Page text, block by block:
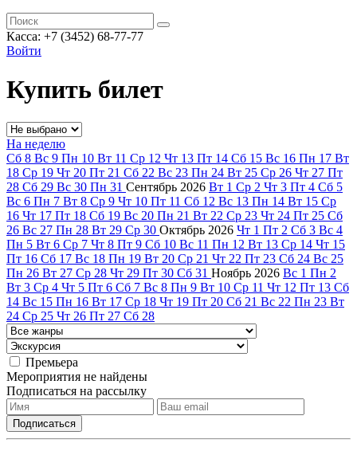
Касса: +7 (3452) 68-77-77
Войти
Купить билет
На неделю
Сб 8 Вс 9 Пн 10 Вт 11 Ср 12 Чт 13 Пт 14 Сб 15 Вс 16 Пн 17 Вт
18 Ср 19 Чт 20 Пт 21 Сб 22 Вс 23 Пн 24 Вт 25 Ср 26 Чт 27 Пт
28 Сб 29 Вс 30 Пн 31 Сентябрь 2026 Вт 1 Ср 2 Чт 3 Пт 4 Сб 5
Вс 6 Пн 7 Вт 8 Ср 9 Чт 10 Пт 11 Сб 12 Вс 13 Пн 14 Вт 15 Ср
16 Чт 17 Пт 18 Сб 19 Вс 20 Пн 21 Вт 22 Ср 23 Чт 24 Пт 25 Сб
26 Вс 27 Пн 28 Вт 29 Ср 30 Октябрь 2026 Чт 1 Пт 2 Сб 3 Вс 4
Пн 5 Вт 6 Ср 7 Чт 8 Пт 9 Сб 10 Вс 11 Пн 12 Вт 13 Ср 14 Чт 15
Пт 16 Сб 17 Вс 18 Пн 19 Вт 20 Ср 21 Чт 22 Пт 23 Сб 24 Вс 25
Пн 26 Вт 27 Ср 28 Чт 29 Пт 30 Сб 31 Ноябрь 2026 Вс 1 Пн 2
Вт 3 Ср 4 Чт 5 Пт 6 Сб 7 Вс 8 Пн 9 Вт 10 Ср 11 Чт 12 Пт 13 Сб
14 Вс 15 Пн 16 Вт 17 Ср 18 Чт 19 Пт 20 Сб 21 Вс 22 Пн 23 Вт
24 Ср 25 Чт 26 Пт 27 Сб 28
Премьера
Мероприятия не найдены
Подписаться на рассылку